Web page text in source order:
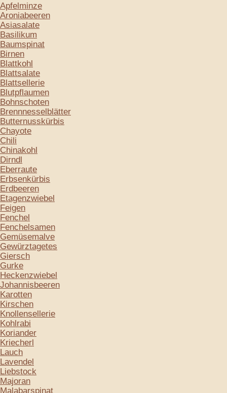
Apfelminze
Aroniabeeren
Asiasalate
Basilikum
Baumspinat
Birnen
Blattkohl
Blattsalate
Blattsellerie
Blutpflaumen
Bohnschoten
Brennnesselblätter
Butternusskürbis
Chayote
Chili
Chinakohl
Dirndl
Eberraute
Erbsenkürbis
Erdbeeren
Etagenzwiebel
Feigen
Fenchel
Fenchelsamen
Gemüsemalve
Gewürztagetes
Giersch
Gurke
Heckenzwiebel
Johannisbeeren
Karotten
Kirschen
Knollensellerie
Kohlrabi
Koriander
Kriecherl
Lauch
Lavendel
Liebstock
Majoran
Malabarspinat